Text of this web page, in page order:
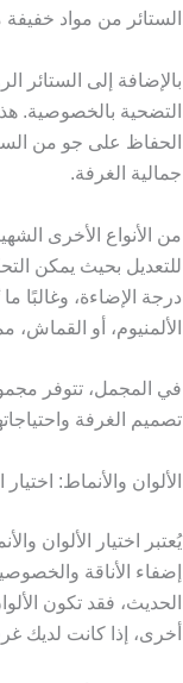
الستائر من مواد خفيفة
بالإضافة إلى الستائر
التضحية بالخصوصية.
الحفاظ على جو من
جمالية الغرفة.
من الأنواع الأخرى
للتعديل بحيث يمكن
درجة الإضاءة، وغالبًا
الألمنيوم، أو القماش،
في المجمل، تتوفر
تصميم الغرفة
الألوان والأنماط:
يُعتبر اختيار الألوان
إضفاء الأناقة
الحديث، فقد تكون
أخرى، إذا كانت لديك